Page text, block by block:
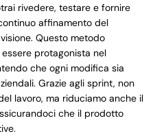
rivedere, testare e fornire
affinamento del
Questo metodo
protagonista nel
che ogni modifica sia
Grazie agli sprint, non
lavoro, ma riduciamo anche il
che il prodotto